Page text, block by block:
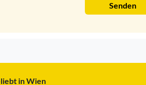
Senden
in Wien